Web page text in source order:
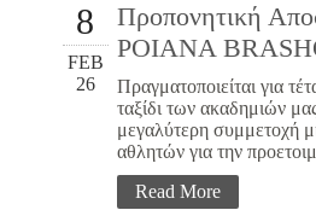
8
FEB
26
Προπονητική
POIANA
Πραγματοποιείται για
ταξίδι των ακαδημιών
μεγαλύτερη συμμετοχή
αθλητών για την
Read More